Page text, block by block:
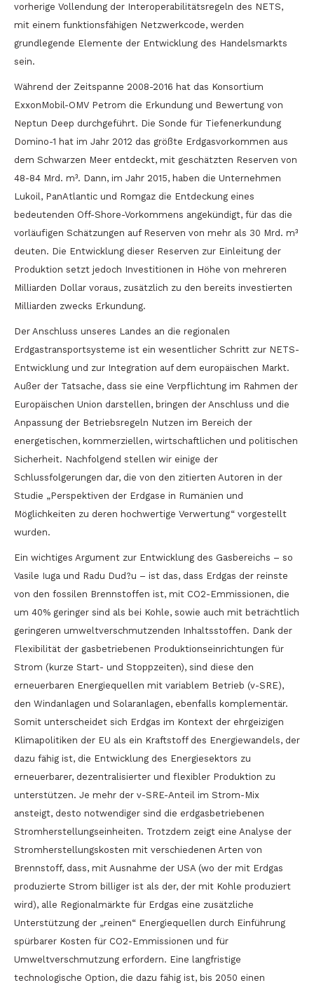
vorherige Vollendung der Interoperabilitätsregeln des NETS,
mit einem funktionsfähigen Netzwerkcode, werden
grundlegende Elemente der Entwicklung des Handelsmarkts
sein.
Während der Zeitspanne 2008-2016 hat das Konsortium
ExxonMobil-OMV Petrom die Erkundung und Bewertung von
Neptun Deep durchgeführt. Die Sonde für Tiefenerkundung
Domino-1 hat im Jahr 2012 das größte Erdgasvorkommen aus
dem Schwarzen Meer entdeckt, mit geschätzten Reserven von
48-84 Mrd. m³. Dann, im Jahr 2015, haben die Unternehmen
Lukoil, PanAtlantic und Romgaz die Entdeckung eines
bedeutenden Off-Shore-Vorkommens angekündigt, für das die
vorläufigen Schätzungen auf Reserven von mehr als 30 Mrd. m³
deuten. Die Entwicklung dieser Reserven zur Einleitung der
Produktion setzt jedoch Investitionen in Höhe von mehreren
Milliarden Dollar voraus, zusätzlich zu den bereits investierten
Milliarden zwecks Erkundung.
Der Anschluss unseres Landes an die regionalen
Erdgastransportsysteme ist ein wesentlicher Schritt zur NETS-
Entwicklung und zur Integration auf dem europäischen Markt.
Außer der Tatsache, dass sie eine Verpflichtung im Rahmen der
Europäischen Union darstellen, bringen der Anschluss und die
Anpassung der Betriebsregeln Nutzen im Bereich der
energetischen, kommerziellen, wirtschaftlichen und politischen
Sicherheit. Nachfolgend stellen wir einige der
Schlussfolgerungen dar, die von den zitierten Autoren in der
Studie „Perspektiven der Erdgase in Rumänien und
Möglichkeiten zu deren hochwertige Verwertung“ vorgestellt
wurden.
Ein wichtiges Argument zur Entwicklung des Gasbereichs – so
Vasile Iuga und Radu Dud?u – ist das, dass Erdgas der reinste
von den fossilen Brennstoffen ist, mit CO2-Emmissionen, die
um 40% geringer sind als bei Kohle, sowie auch mit beträchtlich
geringeren umweltverschmutzenden Inhaltsstoffen. Dank der
Flexibilität der gasbetriebenen Produktionseinrichtungen für
Strom (kurze Start- und Stoppzeiten), sind diese den
erneuerbaren Energiequellen mit variablem Betrieb (v-SRE),
den Windanlagen und Solaranlagen, ebenfalls komplementär.
Somit unterscheidet sich Erdgas im Kontext der ehrgeizigen
Klimapolitiken der EU als ein Kraftstoff des Energiewandels, der
dazu fähig ist, die Entwicklung des Energiesektors zu
erneuerbarer, dezentralisierter und flexibler Produktion zu
unterstützen. Je mehr der v-SRE-Anteil im Strom-Mix
ansteigt, desto notwendiger sind die erdgasbetriebenen
Stromherstellungseinheiten. Trotzdem zeigt eine Analyse der
Stromherstellungskosten mit verschiedenen Arten von
Brennstoff, dass, mit Ausnahme der USA (wo der mit Erdgas
produzierte Strom billiger ist als der, der mit Kohle produziert
wird), alle Regionalmärkte für Erdgas eine zusätzliche
Unterstützung der „reinen“ Energiequellen durch Einführung
spürbarer Kosten für CO2-Emmissionen und für
Umweltverschmutzung erfordern. Eine langfristige
technologische Option, die dazu fähig ist, bis 2050 einen